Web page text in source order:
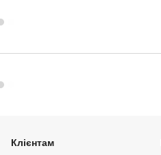
Клієнтам